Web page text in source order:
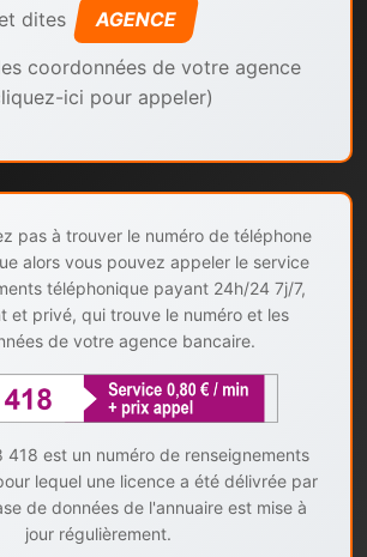
et dites AGENCE
coordonnées de votre agence
ici pour appeler)
pas à trouver le numéro de téléphone
alors vous pouvez appeler le service
téléphonique payant 24h/24 7j/7,
et privé, qui trouve le numéro et les
de votre agence bancaire.
418 est un numéro de renseignements
lequel une licence a été délivrée par
de données de l'annuaire est mise à
jour régulièrement.